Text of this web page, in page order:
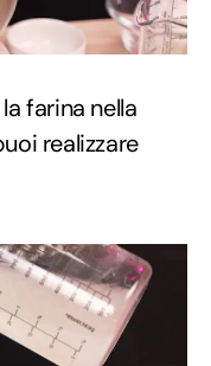
farina nella
realizzare